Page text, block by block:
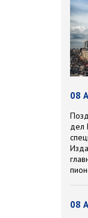
08
дел
08